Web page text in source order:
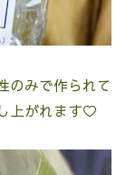
のみで作られて
上がれます♡